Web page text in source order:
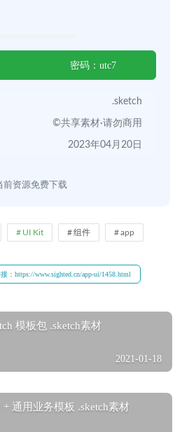
密码：utc7
.sketch
©共享素材·请勿商用
2023年04月20日
前资源免费下载
UI Kit 组件 app
：https://www.sighted.cn/app-ui/1458.html
模板包 .sketch素材
2021-01-18
通用业务模板 .sketch素材